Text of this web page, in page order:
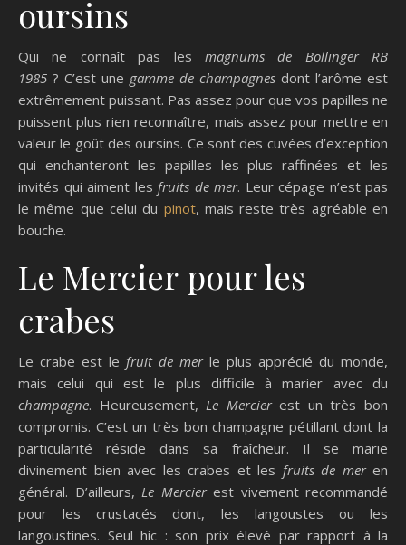
oursins
Qui ne connaît pas les magnums de Bollinger
RB
1985 ? C’est une gamme de champagnes dont l’arôme est
extrêmement puissant. Pas assez pour que vos papilles ne
puissent plus rien reconnaître, mais assez pour mettre en
valeur le goût des oursins. Ce sont des cuvées d’exception
qui enchanteront les papilles les plus raffinées et les
invités qui aiment les fruits de mer. Leur cépage n’est pas
le même que celui du pinot, mais reste très agréable en
bouche.
Le Mercier pour les
crabes
Le crabe est le fruit de merle plus apprécié du monde,
mais celui qui est le plus difficile à marier avec du
champagne. Heureusement, Le Mercierest un très bon
compromis. C’est un très bon champagne pétillant dont la
particularité réside dans sa fraîcheur. Il se marie
divinement bien avec les crabes et les fruits de meren
général. D’ailleurs, Le Mercierest vivement recommandé
pour les crustacés dont, les langoustes ou les
langoustines. Seul hic : son prix élevé par rapport à la